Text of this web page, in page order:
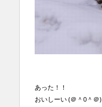
あった！！
おいしーい (＠＾0＾＠)